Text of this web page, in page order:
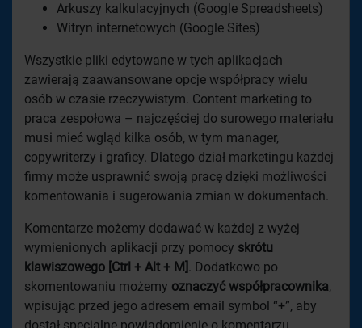
Arkuszy kalkulacyjnych (Google Spreadsheets)
Witryn internetowych (Google Sites)
Wszystkie pliki edytowane w tych aplikacjach
zawierają zaawansowane opcje współpracy wielu
osób w czasie rzeczywistym. Content marketing to
praca zespołowa – najczęściej do surowego materiału
musi mieć wgląd kilka osób, w tym manager,
copywriterzy i graficy. Dlatego dział marketingu każdej
firmy może usprawnić swoją pracę dzięki możliwości
komentowania i sugerowania zmian w dokumentach.
Komentarze możemy dodawać w każdej z wyżej
wymienionych aplikacji przy pomocy skrótu
klawiszowego [Ctrl + Alt + M]. Dodatkowo po
skomentowaniu możemy oznaczyć współpracownika,
wpisując przed jego adresem email symbol “+”, aby